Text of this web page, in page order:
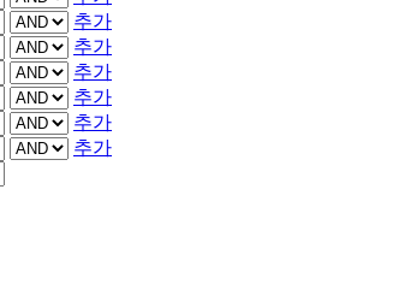
추가
추가
추가
추가
추가
추가